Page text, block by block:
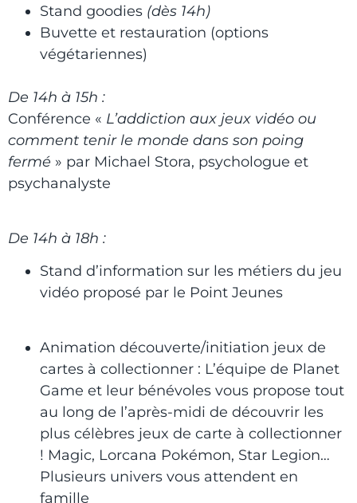
Stand goodies (dès 14h)
Buvette et restauration (options
végétariennes)
De 14h à 15h :
Conférence « L’addiction aux jeux vidéo ou
comment tenir le monde dans son poing
fermé » par Michael Stora, psychologue et
psychanalyste
De 14h à 18h :
Stand d’information sur les métiers du jeu
vidéo proposé par le Point Jeunes
Animation découverte/initiation jeux de
cartes à collectionner : L’équipe de Planet
Game et leur bénévoles vous propose tout
au long de l’après-midi de découvrir les
plus célèbres jeux de carte à collectionner
! Magic, Lorcana Pokémon, Star Legion…
Plusieurs univers vous attendent en
famille